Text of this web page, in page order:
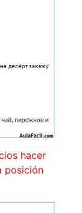
hacer
posición